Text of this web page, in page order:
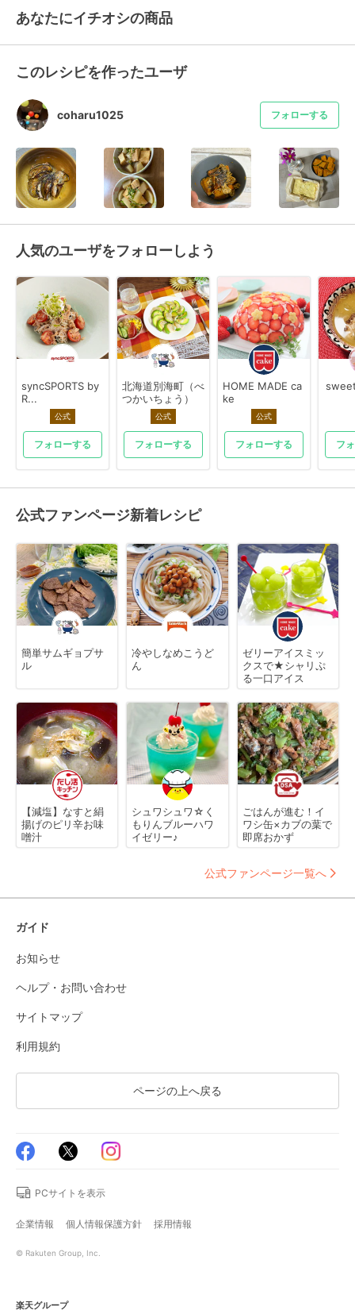
あなたにイチオシの商品
このレシピを作ったユーザ
coharu1025 フォローする
人気のユーザをフォローしよう
syncSPORTS by
R...
公式
フォローする
北海道別海町（べ
つかいちょう）
公式
フォローする
HOME MADE ca
ke
公式
フォローする フ
公式ファンページ新着レシピ
簡単サムギョプサ
ル
冷やしなめこうど
ん
ゼリーアイスミッ
クスで★シャリぷ
る一口アイス
【減塩】なすと絹
揚げのピリ辛お味
噌汁
シュワシュワ☆く
もりんブルーハワ
イゼリー♪
ごはんが進む！イ
ワシ缶×カブの葉で
即席おかず
公式ファンページ一覧へ
ガイド
お知らせ
ヘルプ・お問い合わせ
サイトマップ
利用規約
ページの上へ戻る
PCサイトを表示
企業情報 個人情報保護方針 採用情報
© Rakuten Group, Inc.
楽天グループ